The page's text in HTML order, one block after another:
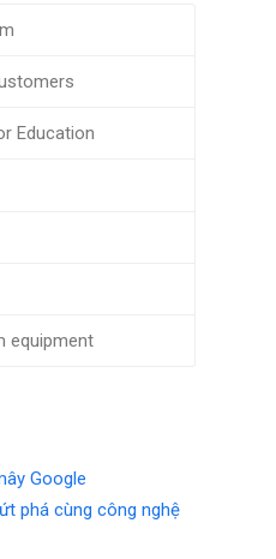
Education
equipment
Google
phá cùng công nghệ